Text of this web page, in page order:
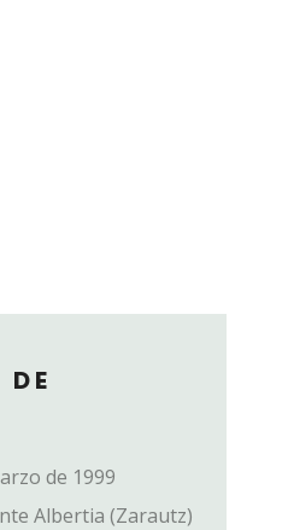
de 1999
Albertia (Zarautz)